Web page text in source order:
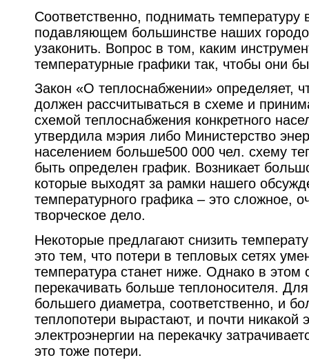
Соответственно, поднимать
подавляющем большинстве наших
узаконить. Вопрос в том, каким
температурные графики так, чтобы они
Закон «О теплоснабжении» определяет,
должен рассчитываться в схеме и
схемой теплоснабжения конкретного
утвердила мэрия либо Министерство
населением больше500 000 чел. схему
быть определен график. Возникает
которые выходят за рамки нашего
температурного графика – это сложное,
творческое дело.
Некоторые предлагают снизить
это тем, что потери в тепловых сетях
температура станет ниже. Однако в этом
перекачивать больше теплоносителя.
большего диаметра, соответственно, и
теплопотери вырастают, и почти никакой
электроэнергии на перекачку
это тоже потери.